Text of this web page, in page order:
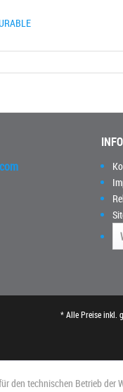
* Alle Preise inkl.
den technischen Betrieb